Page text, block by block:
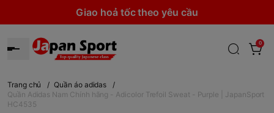
Giao hoả tốc theo yêu cầu
0
Trang chủ / Quần áo adidas
/
Quần Adidas Nam Chính hãng - Adicolor Trefoil Sweat - Purple | JapanSport
HC4535